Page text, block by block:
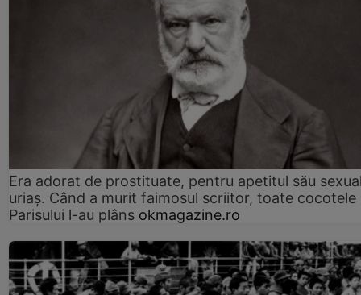
Era adorat de prostituate, pentru apetitul său
uriaș. Când a murit faimosul scriitor, toate cocotele
Parisului l-au plâns okmagazine.ro